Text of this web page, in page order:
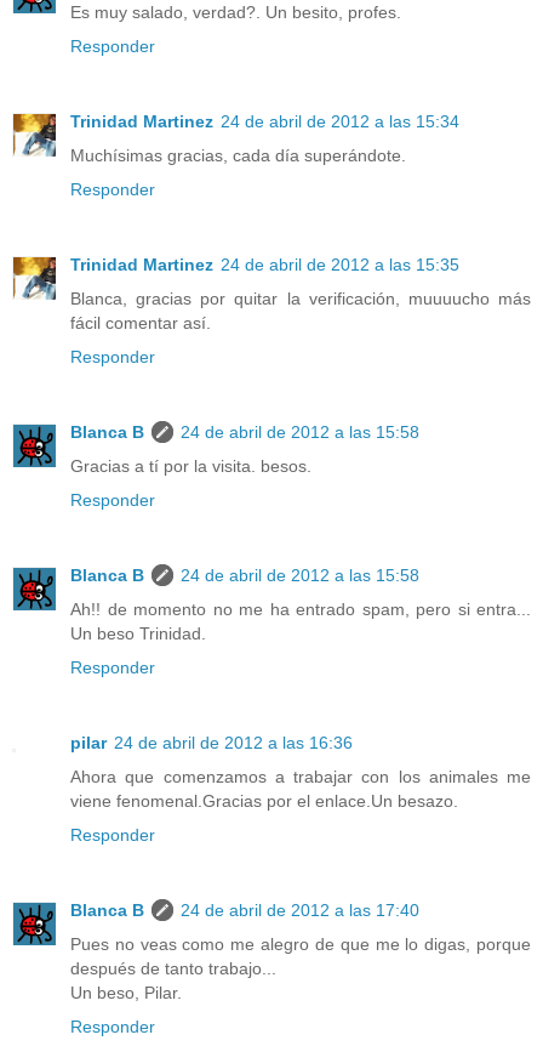
Es muy salado, verdad?. Un besito, profes.
Responder
Trinidad Martinez 24 de abril de 2012 a las 15:34
Muchísimas gracias, cada día superándote.
Responder
Trinidad Martinez 24 de abril de 2012 a las 15:35
Blanca, gracias por quitar la verificación, muuuucho más
fácil comentar así.
Responder
Blanca B
24 de abril de 2012 a las 15:58
Gracias a tí por la visita. besos.
Responder
Blanca B
24 de abril de 2012 a las 15:58
Ah!! de momento no me ha entrado spam, pero si entra...
Un beso Trinidad.
Responder
pilar 24 de abril de 2012 a las 16:36
Ahora que comenzamos a trabajar con los animales me
viene fenomenal.Gracias por el enlace.Un besazo.
Responder
Blanca B
24 de abril de 2012 a las 17:40
Pues no veas como me alegro de que me lo digas, porque
después de tanto trabajo...
Un beso, Pilar.
Responder